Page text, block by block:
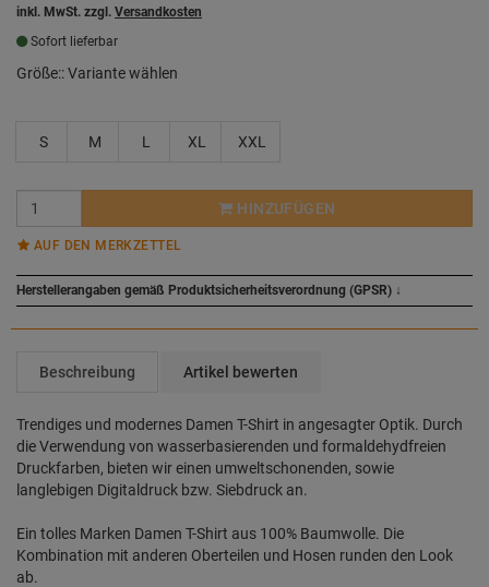
inkl. MwSt. zzgl. Versandkosten
Sofort lieferbar
Größe::Variante wählen
S M L XL XXL
HINZUFÜGEN
AUF DEN MERKZETTEL
Herstellerangaben gemäß Produktsicherheitsverordnung (GPSR) ↓
Beschreibung Artikel bewerten
Trendiges und modernes Damen T-Shirt in angesagter Optik. Durch
die Verwendung von wasserbasierenden und formaldehydfreien
Druckfarben, bieten wir einen umweltschonenden, sowie
langlebigen Digitaldruck bzw. Siebdruck an.
Ein tolles Marken Damen T-Shirt aus 100% Baumwolle. Die
Kombination mit anderen Oberteilen und Hosen runden den Look
ab.